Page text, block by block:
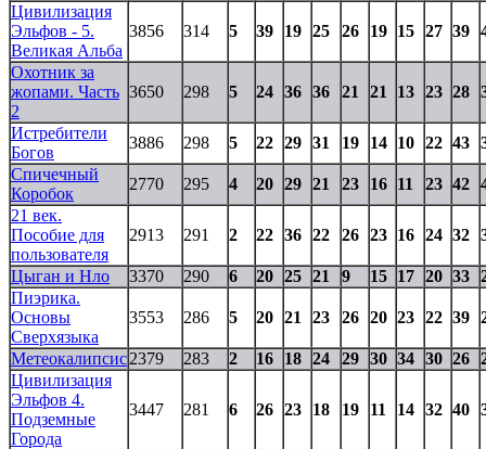
Цивилизация
Эльфов - 5.
Великая Альба
3856 314 5 39 19 25 26 19 15 27 39
Охотник за
жопами. Часть
2
3650 298 5 24 36 36 21 21 13 23 28
Истребители
Богов
3886 298 5 22 29 31 19 14 10 22 43
Спичечный
Коробок
2770 295 4 20 29 21 23 16 11 23 42
21 век.
Пособие для
пользователя
2913 291 2 22 36 22 26 23 16 24 32
Цыган и Нло 3370 290 6 20 25 21 9 15 17 20 33
Пиэрика.
Основы
Сверхязыка
3553 286 5 20 21 23 26 20 23 22 39
Метеокалипсис2379 283 2 16 18 24 29 30 34 30 26
Цивилизация
Эльфов 4.
Подземные
Города
3447 281 6 26 23 18 19 11 14 32 40